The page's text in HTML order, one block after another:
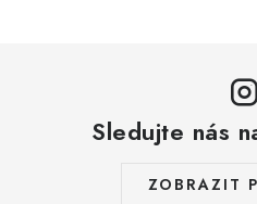
Sledujte nás
ZOBRAZIT